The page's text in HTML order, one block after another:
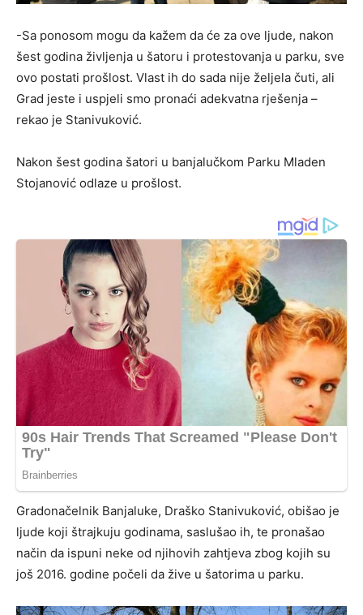
-Sa ponosom mogu da kažem da će za ove ljude, nakon
šest godina življenja u šatoru i protestovanja u parku, sve
ovo postati prošlost. Vlast ih do sada nije željela čuti, ali
Grad jeste i uspjeli smo pronaći adekvatna rješenja –
rekao je Stanivuković.
Nakon šest godina šatori u banjalučkom Parku Mladen
Stojanović odlaze u prošlost.
Gradonačelnik Banjaluke, Draško Stanivuković, obišao je
ljude koji štrajkuju godinama, saslušao ih, te pronašao
način da ispuni neke od njihovih zahtjeva zbog kojih su
još 2016. godine počeli da žive u šatorima u parku.